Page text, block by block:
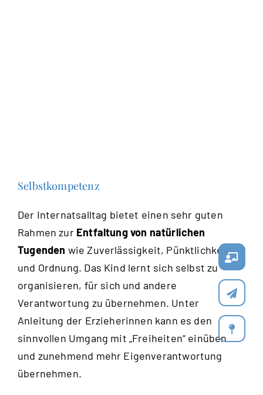
Selbstkompetenz
Der Internatsalltag bietet einen sehr guten
Rahmen zurEntfaltung von natürlichen
Tugenden wie Zuverlässigkeit, Pünktlichkeit
und Ordnung. Das Kind lernt sich selbst zu
organisieren, für sich und andere
Verantwortung zu übernehmen. Unter
Anleitung der Erzieherinnen kann es den
sinnvollen Umgang mit „Freiheiten“ einüben
und zunehmend mehr Eigenverantwortung
übernehmen.